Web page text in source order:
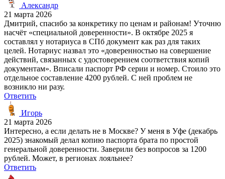
Александр
21 марта 2026
Дмитрий, спасибо за конкретику по ценам и районам! Уточню
насчёт «специальной доверенности». В октябре 2025 я
составлял у нотариуса в СПб документ как раз для таких
целей. Нотариус назвал это «доверенностью на совершение
действий, связанных с удостоверением соответствия копий
документам». Вписали паспорт РФ серии и номер. Стоило это
отдельное составление 4200 рублей. С ней проблем не
возникло ни разу.
Ответить
Игорь
21 марта 2026
Интересно, а если делать не в Москве? У меня в Уфе (декабрь
2025) знакомый делал копию паспорта брата по простой
генеральной доверенности. Заверили без вопросов за 1200
рублей. Может, в регионах лояльнее?
Ответить